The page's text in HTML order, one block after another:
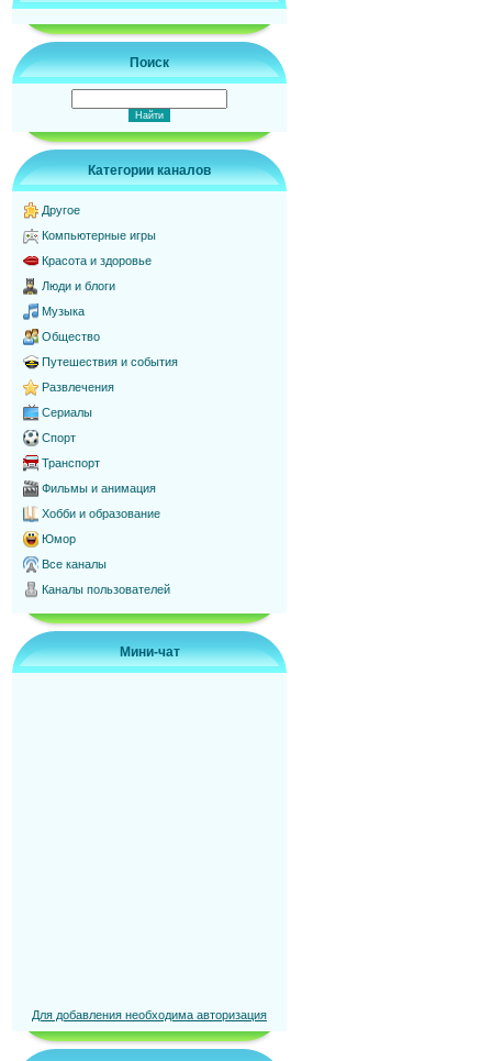
Поиск
Категории каналов
Другое
Компьютерные игры
Красота и здоровье
Люди и блоги
Музыка
Общество
Путешествия и события
Развлечения
Сериалы
Спорт
Транспорт
Фильмы и анимация
Хобби и образование
Юмор
Все каналы
Каналы пользователей
Мини-чат
Для добавления необходима авторизация